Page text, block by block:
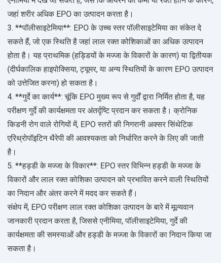
जहां शरीर अधिक EPO का उत्पादन करता है।
3. **पॉलीसाइटेमिया**: EPO के उच्च स्तर पॉलीसाइटेमिया का संकेत दे
सकते हैं, जो एक स्थिति है जहां लाल रक्त कोशिकाओं का अधिक उत्पादन
होता है। यह प्राथमिक (हड्डियों के मज्जा के विकारों के कारण) या द्वितीयक
(दीर्घकालिक हाइपोक्सिया, ट्यूमर, या अन्य स्थितियों के कारण EPO उत्पादन
को उत्तेजित करना) हो सकता है।
4. **गुर्दे का कार्य**: चूंकि EPO मुख्य रूप से गुर्दों द्वारा निर्मित होता है, यह
परीक्षण गुर्दे की कार्यक्षमता पर अंतर्दृष्टि प्रदान कर सकता है। क्रोनिक
किडनी रोग वाले रोगियों में, EPO स्तरों की निगरानी अक्सर सिंथेटिक
एरिथ्रोपॉइटिन थैरेपी की आवश्यकता को निर्धारित करने के लिए की जाती
है।
5. **हड्डी के मज्जा के विकार**: EPO स्तर विभिन्न हड्डी के मज्जा के
विकारों और लाल रक्त कोशिका उत्पादन को प्रभावित करने वाली स्थितियों
का निदान और अंतर करने में मदद कर सकते हैं।
संक्षेप में, EPO परीक्षण लाल रक्त कोशिका उत्पादन के बारे में मूल्यवान
जानकारी प्रदान करता है, जिससे एनीमिया, पॉलीसाइटेमिया, गुर्दे की
कार्यक्षमता की समस्याओं और हड्डी के मज्जा के विकारों का निदान किया जा
सकता है।